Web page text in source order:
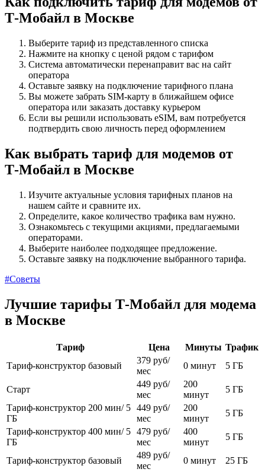
Т‑Мобайл в Москве
Выберите тариф из представленного списка
Нажмите на кнопку с ценой рядом с тарифом
Система автоматически перенаправит вас на сайт
оператора
Оставьте заявку на подключение тарифного плана
Вы можете забрать SIM-карту в ближайшем офисе
оператора или заказать доставку курьером
Если вы решили использовать eSIM, вам потребуется
подтвердить свою личность перед оформлением
Как выбрать тариф для модемов от
Т‑Мобайл в Москве
Изучите актуальные условия тарифных планов на
нашем сайте и сравните их.
Определите, какое количество трафика вам нужно.
Ознакомьтесь с текущими акциями, предлагаемыми
операторами.
Выберите наиболее подходящее предложение.
Оставьте заявку на подключение выбранного тарифа.
#Советы
Лучшие тарифы Т‑Мобайл для модема
в Москве
Тариф Цена Минуты Трафик
Тариф-конструктор базовый
379 руб/
мес
0 минут 5 ГБ
Старт
449 руб/
мес
200
минут
5 ГБ
Тариф-конструктор 200 мин/ 5
ГБ
449 руб/
мес
200
минут
5 ГБ
Тариф-конструктор 400 мин/ 5
ГБ
479 руб/
мес
400
минут
5 ГБ
Тариф-конструктор базовый
489 руб/
мес
0 минут
25 ГБ